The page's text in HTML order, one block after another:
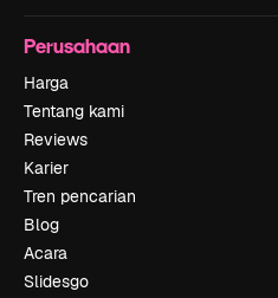
Perusahaan
Harga
Tentang kami
Reviews
Karier
Tren pencarian
Blog
Acara
Slidesgo